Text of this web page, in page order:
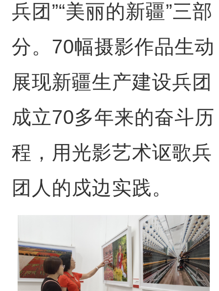
兵团”“美丽的新疆”三部
分。70幅摄影作品生动
展现新疆生产建设兵团
成立70多年来的奋斗历
程，用光影艺术讴歌兵
团人的戍边实践。